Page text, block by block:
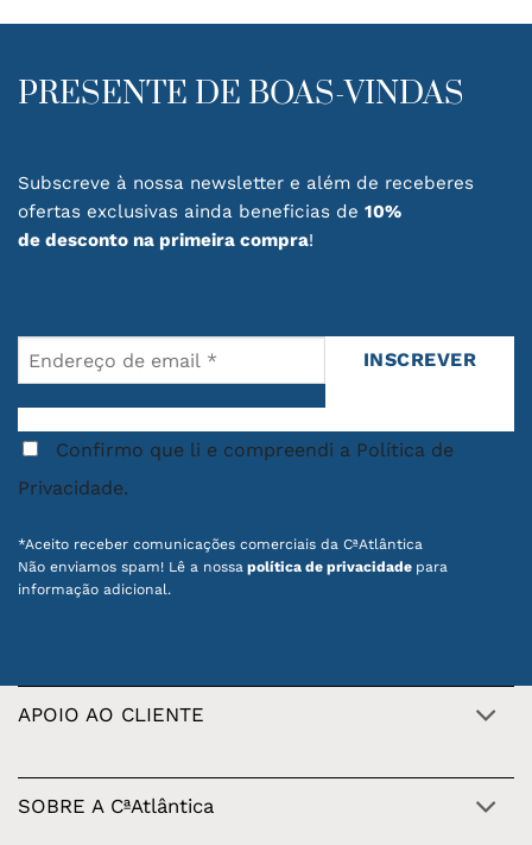
PRESENTE DE BOAS-VINDAS
Subscreve à nossa newsletter e além de receberes
ofertas exclusivas ainda beneficias de 10%
de desconto na primeira compra!
Privacidade.
*Aceito receber comunicações comerciais da CªAtlântica
Não enviamos spam! Lê a nossa política de privacidade para
informação adicional.
APOIO AO CLIENTE
SOBRE A CªAtlântica